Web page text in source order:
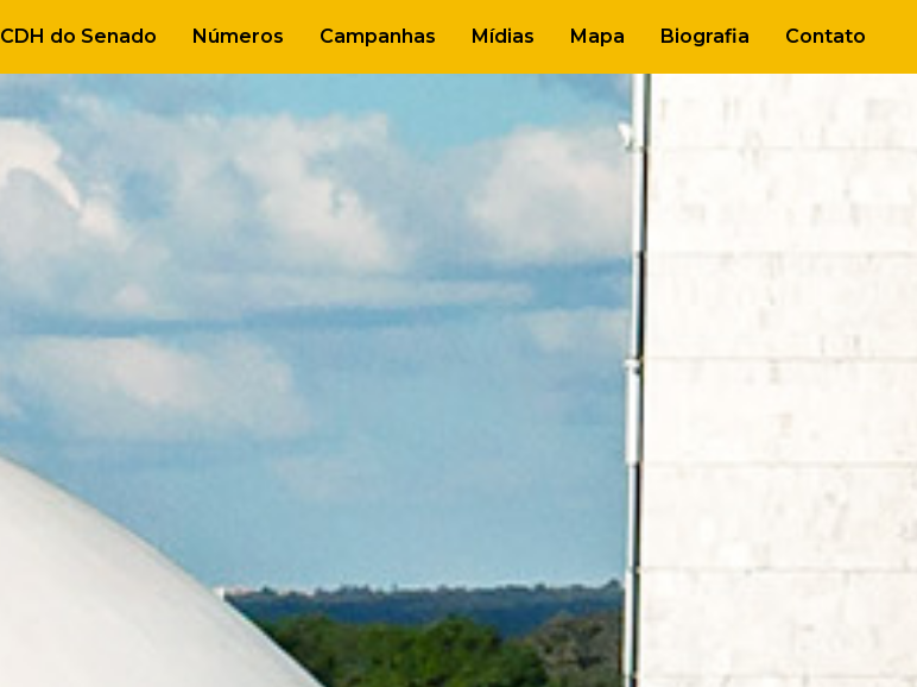
CDH do Senado Números Campanhas Mídias Mapa Biografia Contato